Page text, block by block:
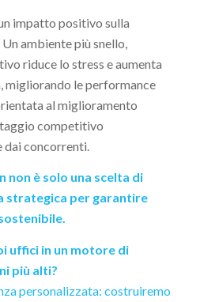
impatto positivo sulla
. Un ambiente più snello,
riduce lo stress e aumenta
migliorando le performance
al miglioramento
competitivo
concorrenti.
non è solo una scelta di
strategica per garantire
uffici in un motore di
più alti?
personalizzata: costruiremo